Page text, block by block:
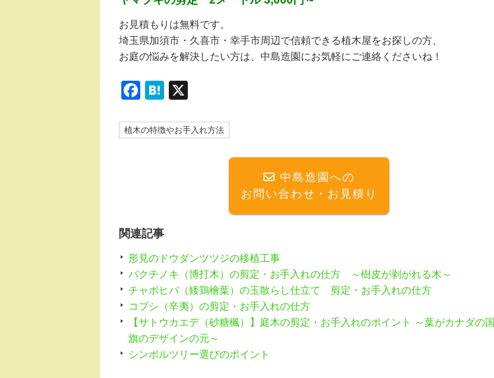
お見積もりは無料です。
埼玉県加須市・久喜市・幸手市周辺で信頼できる植木屋をお探しの方、
お庭の悩みを解決したい方は、中島造園にお気軽にご連絡くださいね！
F
c
k
H
e
植木の特徴やお手入れ方法
中島造園への
お問い合わせ・お見積り
関連記事
形見のドウダンツツジの移植工事
バクチノキ（博打木）の剪定・お手入れの仕方 ～樹皮が剥がれる木～
チャボヒバ（矮鶏檜葉）の玉散らし仕立て 剪定・お手入れの仕方
コブシ（辛夷）の剪定・お手入れの仕方
【サトウカエデ（砂糖楓）】庭木の剪定・お手入れのポイント ～葉がカナダの国
旗のデザインの元～
シンボルツリー選びのポイント